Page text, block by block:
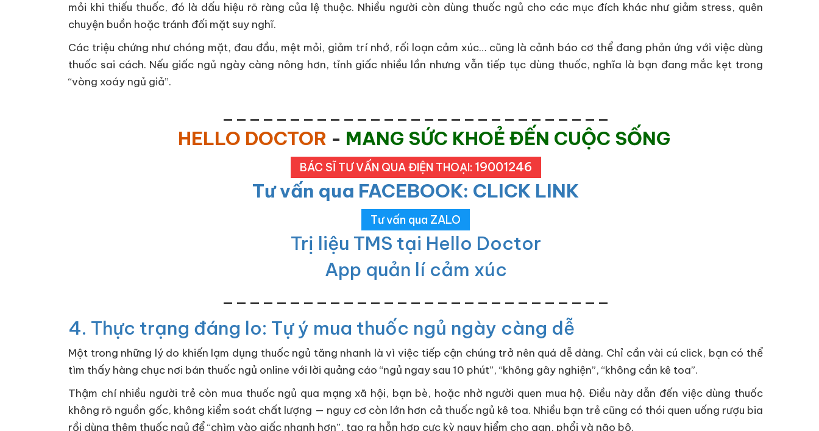
mỏi khi thiếu thuốc, đó là dấu hiệu rõ ràng của lệ thuộc. Nhiều người còn dùng thuốc ngủ cho các mục đích khác như giảm stress, quên
chuyện buồn hoặc tránh đối mặt suy nghĩ.
Các triệu chứng như chóng mặt, đau đầu, mệt mỏi, giảm trí nhớ, rối loạn cảm xúc… cũng là cảnh báo cơ thể đang phản ứng với việc dùng
thuốc sai cách. Nếu giấc ngủ ngày càng nông hơn, tỉnh giấc nhiều lần nhưng vẫn tiếp tục dùng thuốc, nghĩa là bạn đang mắc kẹt trong
“vòng xoáy ngủ giả”.
HELLO DOCTOR - MANG SỨC KHOẺ ĐẾN CUỘC SỐNG
BÁC SĨ TƯ VẤN QUA ĐIỆN THOẠI: 19001246
Tư vấn qua FACEBOOK: CLICK LINK
Tư vấn qua ZALO
Trị liệu TMS tại Hello Doctor
App quản lí cảm xúc
4. Thực trạng đáng lo: Tự ý mua thuốc ngủ ngày càng dễ
Một trong những lý do khiến lạm dụng thuốc ngủ tăng nhanh là vì việc tiếp cận chúng trở nên quá dễ dàng. Chỉ cần vài cú click, bạn có thể
tìm thấy hàng chục nơi bán thuốc ngủ online với lời quảng cáo “ngủ ngay sau 10 phút”, “không gây nghiện”, “không cần kê toa”.
Thậm chí nhiều người trẻ còn mua thuốc ngủ qua mạng xã hội, bạn bè, hoặc nhờ người quen mua hộ. Điều này dẫn đến việc dùng thuốc
không rõ nguồn gốc, không kiểm soát chất lượng — nguy cơ còn lớn hơn cả thuốc ngủ kê toa. Nhiều bạn trẻ cũng có thói quen uống rượu bia
rồi dùng thêm thuốc ngủ để “chìm vào giấc nhanh hơn”, tạo ra hỗn hợp cực kỳ nguy hiểm cho gan, phổi và não bộ.